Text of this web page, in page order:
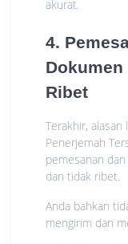
akurat.
4.
Ribet
Terakhir,
Penerjemah
pemesanan
dan tidak ribet.
Anda bahkan
mengirim dan